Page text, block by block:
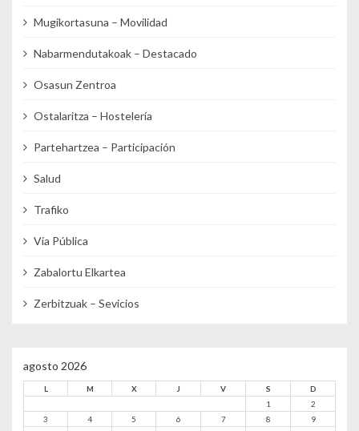
Mugikortasuna – Movilidad
Nabarmendutakoak – Destacado
Osasun Zentroa
Ostalaritza – Hostelería
Partehartzea – Participación
Salud
Trafiko
Vía Pública
Zabalortu Elkartea
Zerbitzuak – Sevicios
agosto 2026
L M X J V S
D
1
2
3
4 5 6 7 8
9